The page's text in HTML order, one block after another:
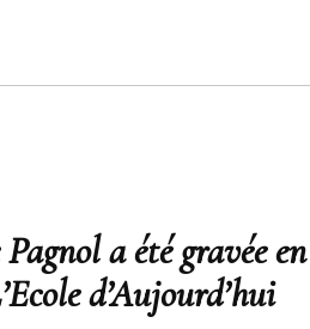
a été gravée en
d’Aujourd’hui